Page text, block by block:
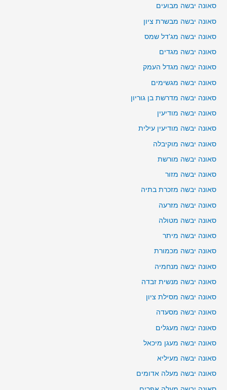
סאונה יבשה מבועים
סאונה יבשה מבשרת ציון
סאונה יבשה מג'דל שמס
סאונה יבשה מגדים
סאונה יבשה מגדל העמק
סאונה יבשה מגשימים
סאונה יבשה מדרשת בן גוריון
סאונה יבשה מודיעין
סאונה יבשה מודיעין עילית
סאונה יבשה מוקיבלה
סאונה יבשה מורשת
סאונה יבשה מזור
סאונה יבשה מזכרת בתיה
סאונה יבשה מזרעה
סאונה יבשה מטולה
סאונה יבשה מיתר
סאונה יבשה מכמורת
סאונה יבשה מנחמיה
סאונה יבשה מנשית זבדה
סאונה יבשה מסילת ציון
סאונה יבשה מסעדה
סאונה יבשה מעגלים
סאונה יבשה מעגן מיכאל
סאונה יבשה מעיליא
סאונה יבשה מעלה אדומים